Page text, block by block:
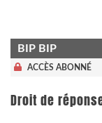
BIP BIP
ACCÈS ABONNÉ
Droit de